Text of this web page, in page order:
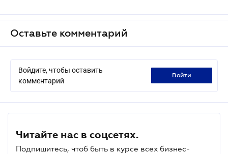
Оставьте комментарий
Войдите, чтобы оставить
комментарий
войти
Читайте нас в соцсетях.
Подпишитесь, чтоб быть в курсе всех бизнес-